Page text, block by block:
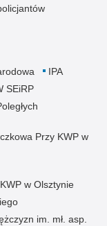
IPA
SEiRP
Przy KWP w
w Olsztynie
im. mł. asp.